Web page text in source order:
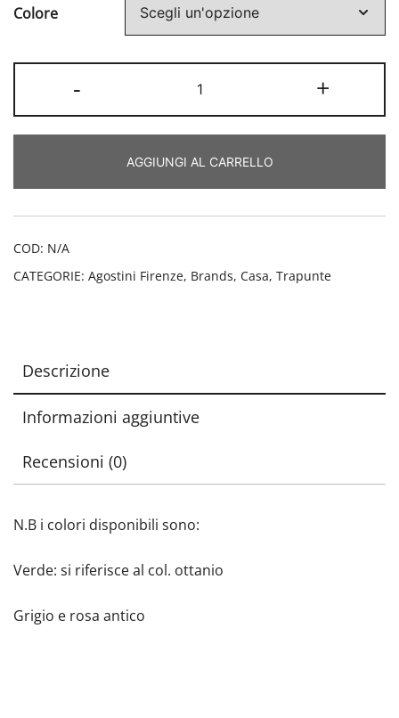
Colore
-
matrimoniale
Sunday
Firenze
quantità
+
AGGIUNGI AL CARRELLO
COD: N/A
CATEGORIE: Agostini Firenze, Brands, Casa, Trapunte
Descrizione
Informazioni aggiuntive
Recensioni (0)
N.B i colori disponibili sono:
Verde: si riferisce al col. ottanio
Grigio e rosa antico